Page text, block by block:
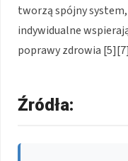
tworzą spójny
indywidualne
poprawy zdrowia
Źródła: